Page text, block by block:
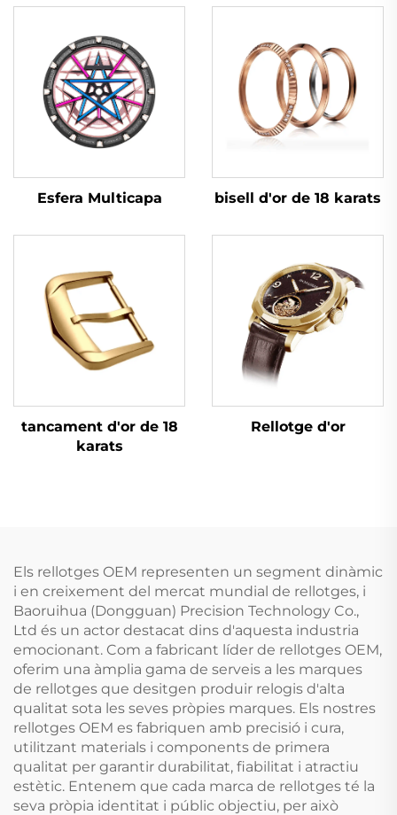
Esfera Multicapa bisell d'or de 18 karats
tancament d'or de 18
karats
Rellotge d'or
Els rellotges OEM representen un segment dinàmic
i en creixement del mercat mundial de rellotges, i
Baoruihua (Dongguan) Precision Technology Co.,
Ltd és un actor destacat dins d'aquesta industria
emocionant. Com a fabricant líder de rellotges OEM,
oferim una àmplia gama de serveis a les marques
de rellotges que desitgen produir relogis d'alta
qualitat sota les seves pròpies marques. Els nostres
rellotges OEM es fabriquen amb precisió i cura,
utilitzant materials i components de primera
qualitat per garantir durabilitat, fiabilitat i atractiu
estètic. Entenem que cada marca de rellotges té la
seva pròpia identitat i públic objectiu, per això